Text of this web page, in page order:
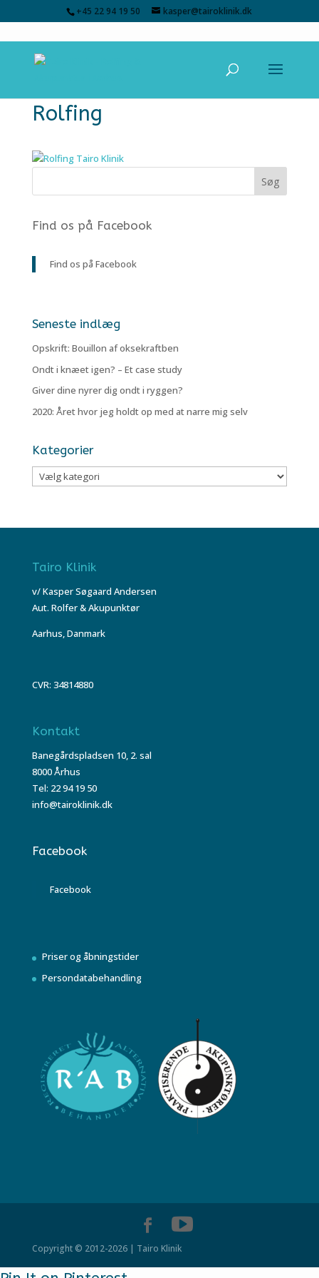
+45 22 94 19 50 kasper@tairoklinik.dk
Rolfing
Find os på Facebook
Find os på Facebook
Seneste indlæg
Opskrift: Bouillon af oksekraftben
Ondt i knæet igen? – Et case study
Giver dine nyrer dig ondt i ryggen?
2020: Året hvor jeg holdt op med at narre mig selv
Kategorier
Kategorier
Tairo Klinik
v/ Kasper Søgaard Andersen
Aut. Rolfer & Akupunktør
Aarhus, Danmark
CVR: 34814880
Kontakt
Banegårdspladsen 10, 2. sal
8000 Århus
Tel: 22 94 19 50
info@tairoklinik.dk
Facebook
Facebook
Priser og åbningstider
Persondatabehandling
Copyright © 2012-2026 | Tairo Klinik